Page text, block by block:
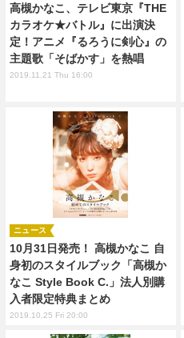
高槻かなこ、テレビ東京『THE
カラオケ★バトル』に出演決
定！アニメ『るろうに剣心』の
主題歌「そばかす」を熱唱
2019.11.21 Thu 16:00
10月31日発売！ 高槻かなこ 自
身初のスタイルブック「高槻か
なこ Style Book C.」法人別購
入者限定特典まとめ
ニュース
2019.10.25 Fri 20:00